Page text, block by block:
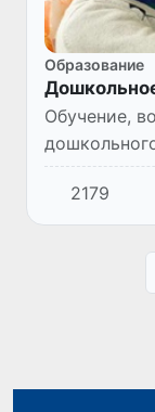
Образование
Обучение,
главных
рамках
2179